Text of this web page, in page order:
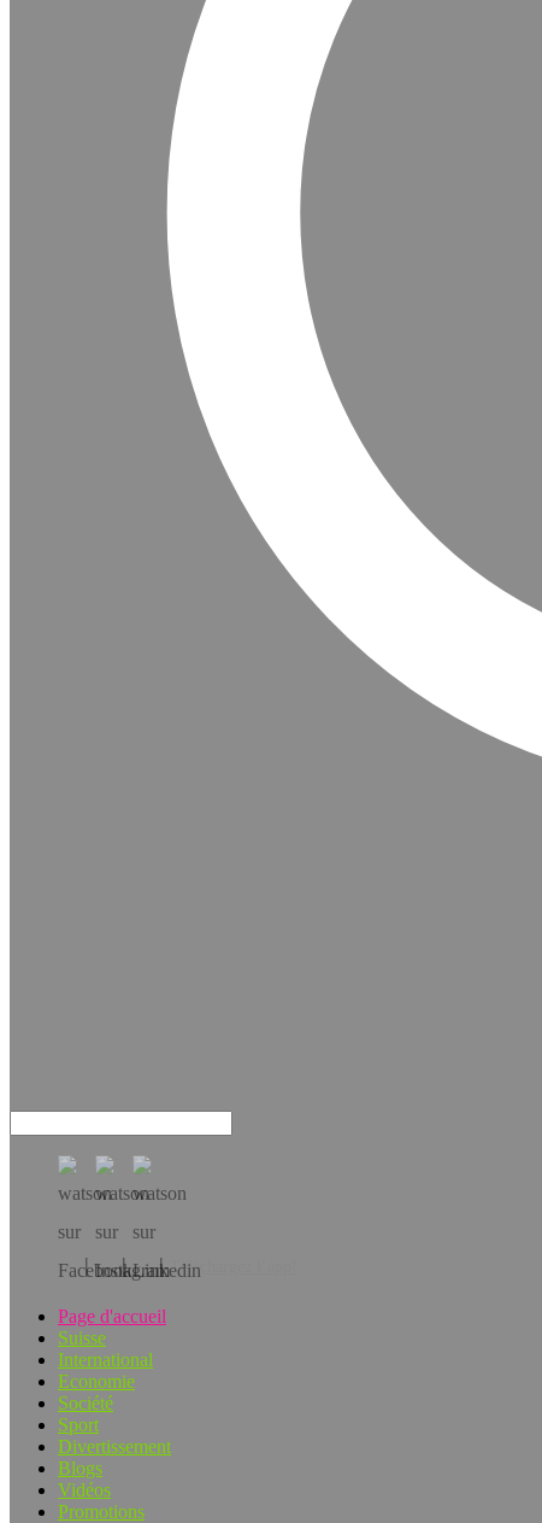
Téléchargez l’app!
Page d'accueil
Suisse
International
Economie
Société
Sport
Divertissement
Blogs
Vidéos
Promotions